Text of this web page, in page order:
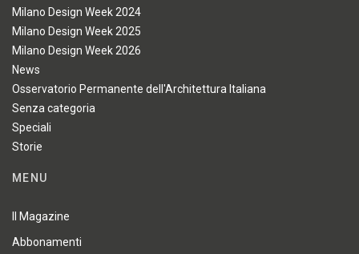
Milano Design Week 2024
Milano Design Week 2025
Milano Design Week 2026
News
Osservatorio Permanente dell'Architettura Italiana
Senza categoria
Speciali
Storie
MENU
Il Magazine
Abbonamenti